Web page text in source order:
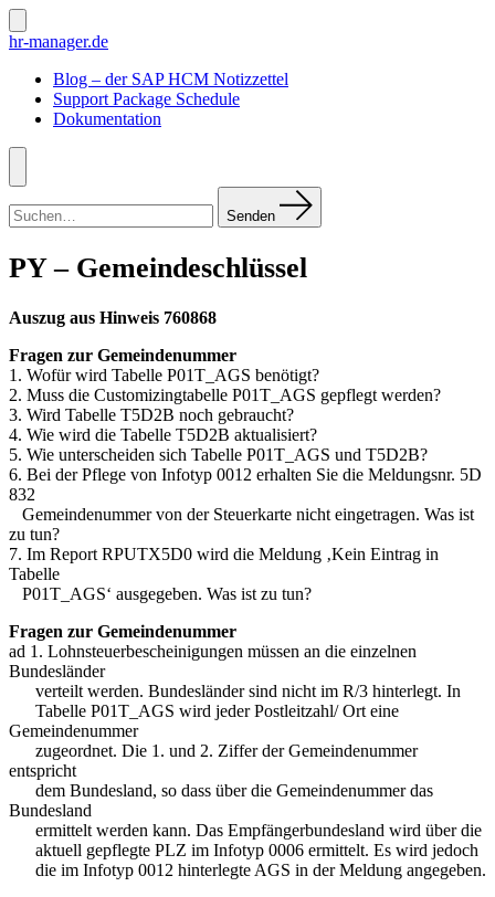
Zum
Inhalt
Suche
ein-/ausblenden
hr-manager.de
Blog – der SAP HCM Notizzettel
Support Package Schedule
Dokumentation
Menü
nach:
Senden
PY – Gemeindeschlüssel
Auszug aus Hinweis 760868
Fragen zur Gemeindenummer
1. Wofür wird Tabelle P01T_AGS benötigt?
2. Muss die Customizingtabelle P01T_AGS gepflegt werden?
3. Wird Tabelle T5D2B noch gebraucht?
4. Wie wird die Tabelle T5D2B aktualisiert?
5. Wie unterscheiden sich Tabelle P01T_AGS und T5D2B?
6. Bei der Pflege von Infotyp 0012 erhalten Sie die Meldungsnr. 5D
832
Gemeindenummer von der Steuerkarte nicht eingetragen. Was ist
zu tun?
7. Im Report RPUTX5D0 wird die Meldung ‚Kein Eintrag in
Tabelle
P01T_AGS‘ ausgegeben. Was ist zu tun?
Fragen zur Gemeindenummer
ad 1. Lohnsteuerbescheinigungen müssen an die einzelnen
Bundesländer
verteilt werden. Bundesländer sind nicht im R/3 hinterlegt. In
Tabelle P01T_AGS wird jeder Postleitzahl/ Ort eine
Gemeindenummer
zugeordnet. Die 1. und 2. Ziffer der Gemeindenummer
entspricht
dem Bundesland, so dass über die Gemeindenummer das
Bundesland
ermittelt werden kann. Das Empfängerbundesland wird über die
aktuell gepflegte PLZ im Infotyp 0006 ermittelt. Es wird jedoch
die im Infotyp 0012 hinterlegte AGS in der Meldung angegeben.